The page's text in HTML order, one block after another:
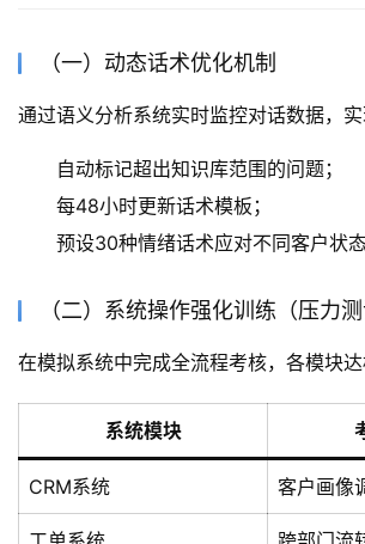
（一）动态话术优化机制
通过语义分析系统实时监控对话数据，实
自动标记超出知识库范围的问题；
每48小时更新话术模板；
预设30种情绪话术应对不同客户状态
（二）系统操作强化训练（压力测
在模拟系统中完成全流程考核，各模块达
系统模块
CRM系统 客户画像